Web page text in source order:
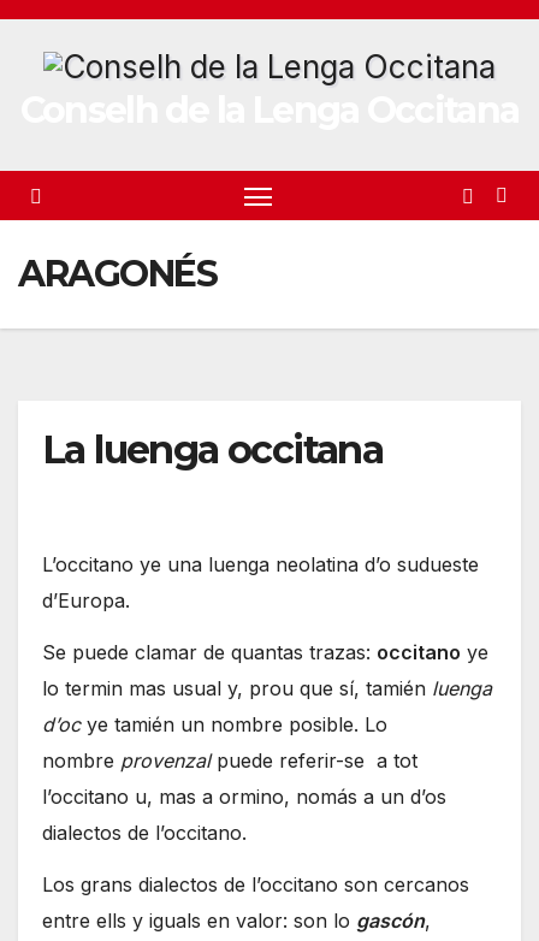
Skip
ARAGONÉS
La luenga occitana
L’occitano ye una luenga neolatina d’o sudueste
d’Europa.
Se puede clamar de quantas trazas: occitano ye
lo termin mas usual y, prou que sí, tamién luenga
d’ocye tamién un nombre posible. Lo
nombre provenzalpuede referir-se a tot
l’occitano u, mas a ormino, nomás a un d’os
dialectos de l’occitano.
Los grans dialectos de l’occitano son cercanos
entre ells y iguals en valor: son lo gascón,